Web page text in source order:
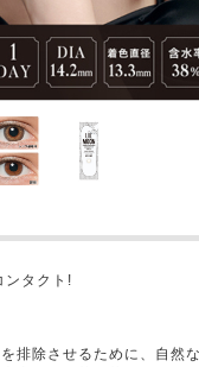
ンタクト!
排除させるために、自然